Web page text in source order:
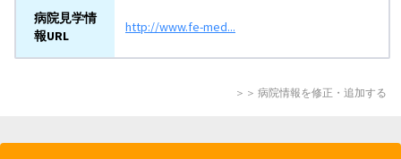
病院見学情
報URL
http://www.fe-med...
＞＞ 病院情報を修正・追加する